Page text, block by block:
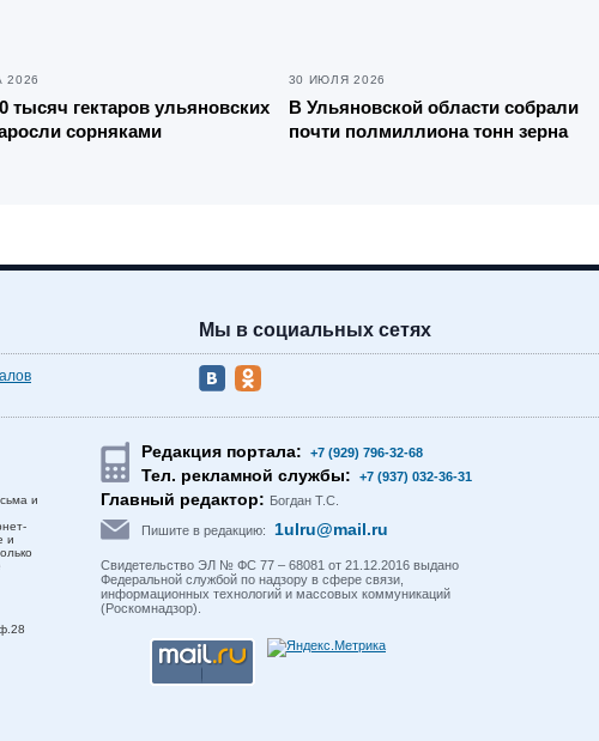
2026
тысяч гектаров ульяновских
сорняками
30 ИЮЛЯ 2026
В Ульяновской области собрали
почти полмиллиона тонн зерна
Мы в социальных сетях
и
и
Редакция портала: +7 (929) 796-32-68
Тел. рекламной службы: +7 (937) 032-36-31
Главный редактор: Богдан Т.С.
Пишите в редакцию: 1ulru@mail.ru
Свидетельство ЭЛ № ФС 77 – 68081 от 21.12.2016 выдано
Федеральной службой по надзору в сфере связи,
информационных технологий и массовых коммуникаций
(Роскомнадзор).